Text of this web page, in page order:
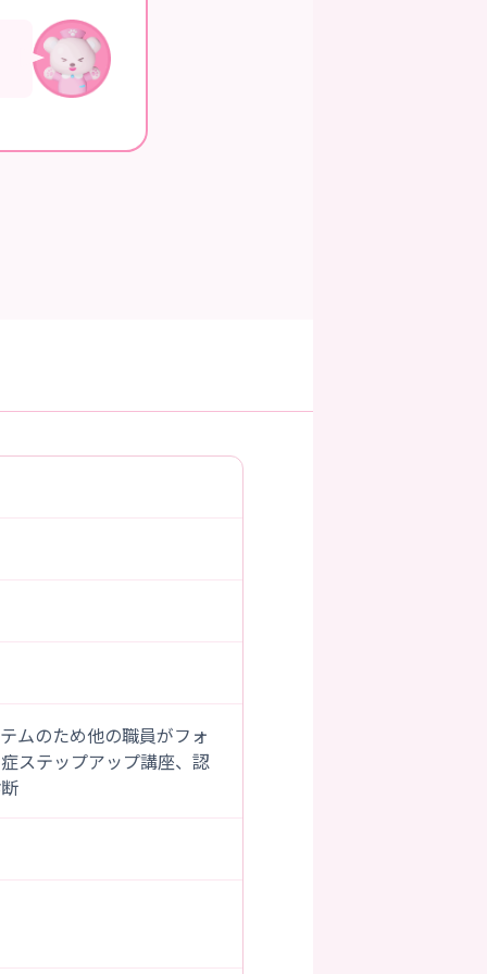
ムのため他の職員がフォ
ステップアップ講座、認